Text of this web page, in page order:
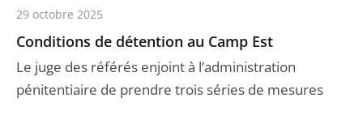
Conditions de détention au Camp Est
Le juge des référés enjoint à l’administration
pénitentiaire de prendre trois séries de mesures
29 octobre 2025